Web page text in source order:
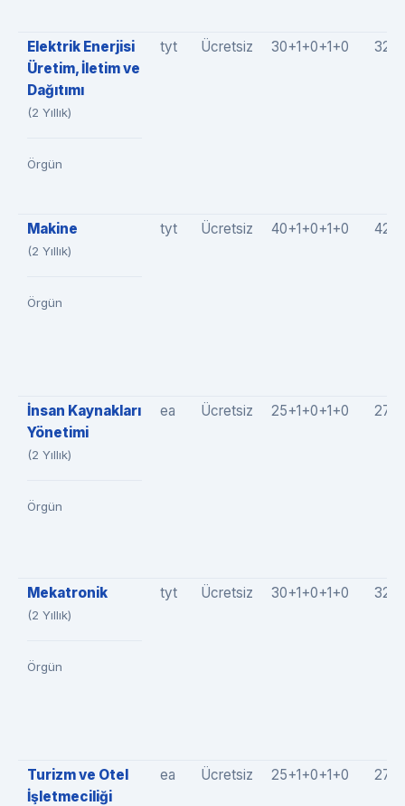
Elektrik Enerjisi
Üretim, İletim ve
Dağıtımı
(2 Yıllık)
Örgün
tyt Ücretsiz 30+1+0+1+0
Makine
(2 Yıllık)
Örgün
tyt Ücretsiz 40+1+0+1+0
İnsan Kaynakları
Yönetimi
(2 Yıllık)
Örgün
ea Ücretsiz 25+1+0+1+0
Mekatronik
(2 Yıllık)
Örgün
tyt Ücretsiz 30+1+0+1+0
Turizm ve Otel
İşletmeciliği
ea Ücretsiz 25+1+0+1+0